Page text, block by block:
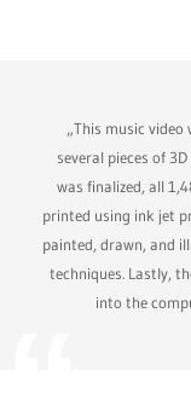
„This music
several pieces of
was finalized, all
printed using ink jet
painted, drawn, and
techniques. Lastly,
into the